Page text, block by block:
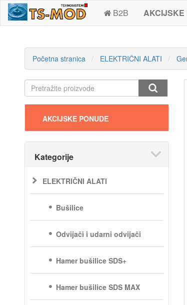
B2B AKCIJSKE
Početna stranica ELEKTRIČNI ALATI
AKCIJSKE PONUDE
Kategorije
ELEKTRIČNI ALATI
Bušilice
Odvijači i udarni odvijači
Hamer bušilice SDS+
Hamer bušilice SDS MAX